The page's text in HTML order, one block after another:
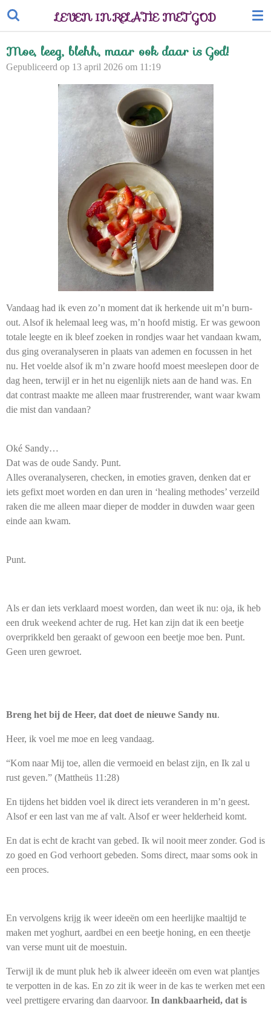
Ga
de
hoofdinhoud
LEVEN IN RELATIE MET GOD
Moe, leeg, blehh, maar ook daar is God!
Gepubliceerd op 13 april 2026 om 11:19
Vandaag had ik even zo’n moment dat ik herkende uit m’n burn-
out. Alsof ik helemaal leeg was, m’n hoofd mistig. Er was gewoon
totale leegte en ik bleef zoeken in rondjes waar het vandaan kwam,
dus ging overanalyseren in plaats van ademen en focussen in het
nu. Het voelde alsof ik m’n zware hoofd moest meeslepen door de
dag heen, terwijl er in het nu eigenlijk niets aan de hand was. En
dat contrast maakte me alleen maar frustrerender, want waar kwam
die mist dan vandaan?
Oké Sandy…
Dat was de oude Sandy. Punt.
Alles overanalyseren, checken, in emoties graven, denken dat er
iets gefixt moet worden en dan uren in ‘healing methodes’ verzeild
raken die me alleen maar dieper de modder in duwden waar geen
einde aan kwam.
Punt.
Als er dan iets verklaard moest worden, dan weet ik nu: oja, ik heb
een druk weekend achter de rug. Het kan zijn dat ik een beetje
overprikkeld ben geraakt of gewoon een beetje moe ben. Punt.
Geen uren gewroet.
Breng het bij de Heer, dat doet de nieuwe Sandy nu.
Heer, ik voel me moe en leeg vandaag.
“Kom naar Mij toe, allen die vermoeid en belast zijn, en Ik zal u
rust geven.” (Mattheüs 11:28)
En tijdens het bidden voel ik direct iets veranderen in m’n geest.
Alsof er een last van me af valt. Alsof er weer helderheid komt.
En dat is echt de kracht van gebed. Ik wil nooit meer zonder. God is
zo goed en God verhoort gebeden. Soms direct, maar soms ook in
een proces.
En vervolgens krijg ik weer ideeën om een heerlijke maaltijd te
maken met yoghurt, aardbei en een beetje honing, en een theetje
van verse munt uit de moestuin.
Terwijl ik de munt pluk heb ik alweer ideeën om even wat plantjes
te verpotten in de kas. En zo zit ik weer in de kas te werken met een
veel prettigere ervaring dan daarvoor. In dankbaarheid, dat is